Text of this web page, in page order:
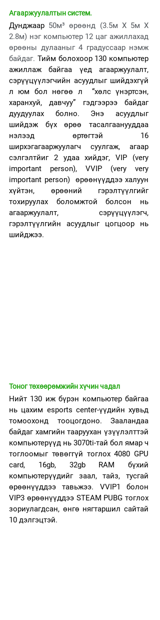
Агааржуулалтын систем.
Дунджаар 50м³ өрөөнд (3.5м Х 5м Х
2.8м) нэг компьютер 12 цаг ажиллахад
өрөөны дулааныг 4 градуссаар нэмж
байдаг. Тийм болохоор 130 компьютер
ажиллаж байгаа үед агааржуулалт,
сэрүүцүүлэгчийн асуудлыг шийдэхгүй
л юм бол нөгөө л  “хөлс үнэртсэн,
харанхуй, давчуу” гэдгээрээ байдаг
дуудуулах болно. Энэ асуудлыг
шийдэж бүх өрөө тасалгаанууддаа
нэлээд өртөгтэй 16
ширхэгагааржуулагч суулгаж, агаар
сэлгэлтйиг 2 удаа хийдэг, VIP (very
important person), VVIP (very very
important person)  өрөөнүүддээ халуун
хүйтэн, өрөөний гэрэлтүүлгийг
тохируулах боломжтой болсон нь
агааржуулалт, сэрүүцүүлэгч,
гэрэлтүүлгийн асуудлыг цогцоор нь
шийджээ.
Тоног төхөөрөмжийн хүчин чадал
Нийт 130 иж бүрэн компьютер байгаа
нь цахим esports center-үүдийн хувьд
томоохонд тооцогдоно. Зааландаа
компьютерүүд нь 3070ti-тай бол ямар ч
тоглоомыг төвөггүй тоглох 4080 GPU
card, 16gb, 32gb RAM бүхий
компьютерүүдийг заал, тайз, тусгай
өрөөнүүддээ тавьжээ. VVIP1 болон
VIP3 өрөөнүүддээ STEAM PUBG тоглох
зориулагдсан, өнгө нягтаршил сайтай
10 дэлгэцтэй.